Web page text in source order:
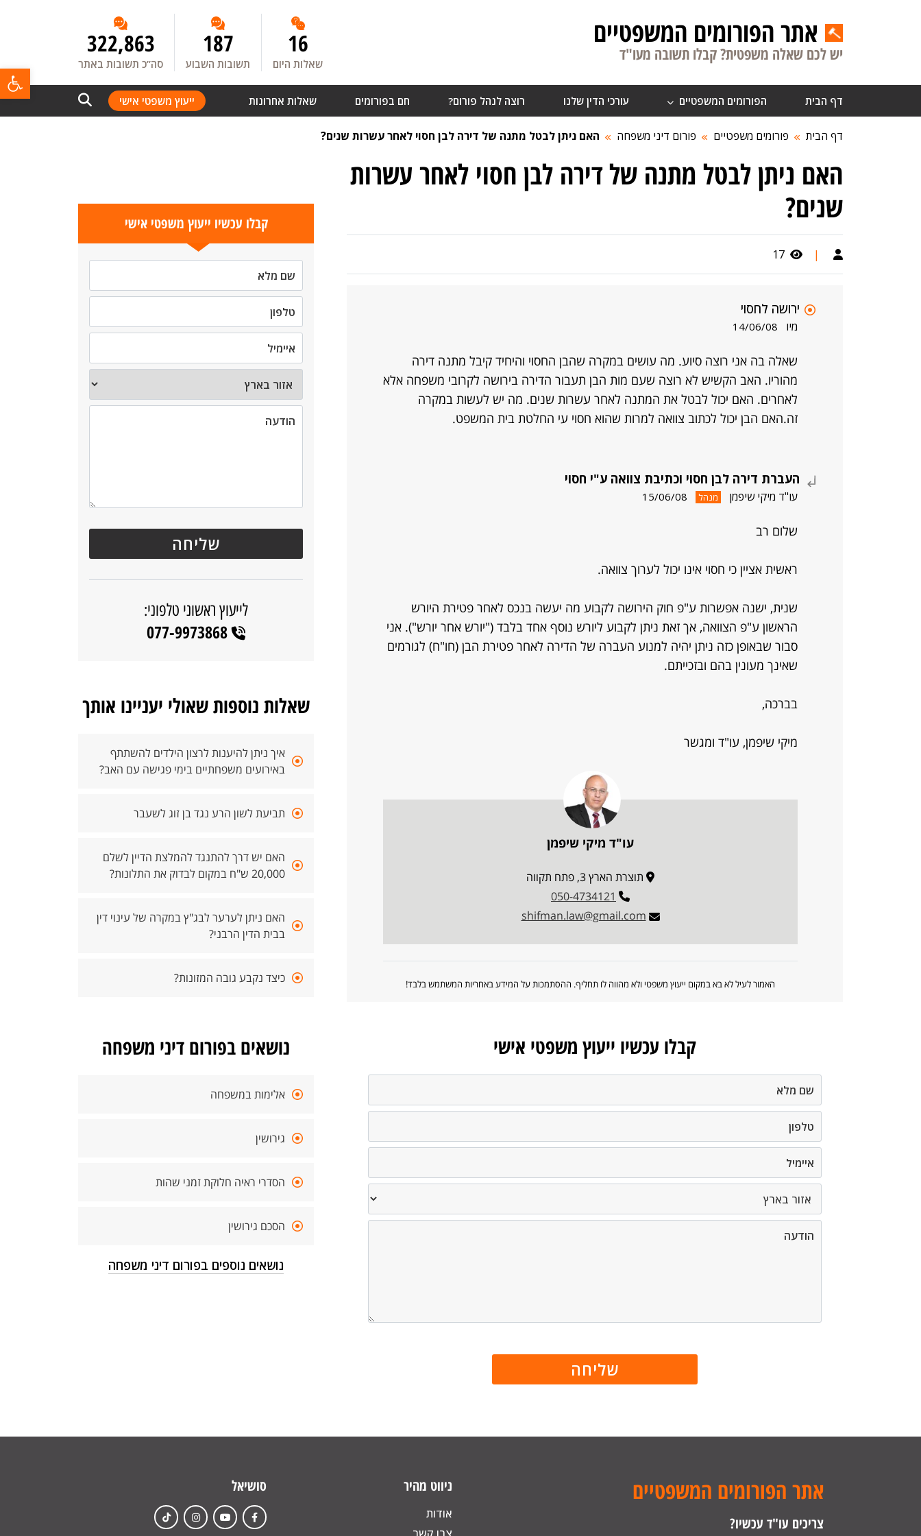
אתר הפורומים המשפטיים
יש לכם שאלה משפטית? קבלו תשובה מעו"ד 16
שאלות היום
187
תשובות השבוע
322,863
סה”כ תשובות באתר
דף הבית הפורומים המשפטיים עורכי הדין שלנו רוצה לנהל פורום? חם בפורומים שאלות אחרונות ייעוץ משפטי אישי
דף הבית פורומים משפטיים פורום דיני משפחה האם ניתן לבטל מתנה של דירה לבן חסוי לאחר עשרות שנים?
האם ניתן לבטל מתנה של דירה לבן חסוי לאחר עשרות
שנים?
|
17
ירושה לחסוי
מיו 14/06/08
שאלה בה אני רוצה סיוע. מה עושים במקרה שהבן החסוי והיחיד קיבל מתנה דירה
מהוריו. האב הקשיש לא רוצה שעם מות הבן תעבור הדירה בירושה לקרובי משפחה אלא
לאחרים. האם יכול לבטל את המתנה לאחר עשרות שנים. מה יש לעשות במקרה
זה.האם הבן יכול לכתוב צוואה למרות שהוא חסוי עי החלטת בית המשפט.
העברת דירה לבן חסוי וכתיבת צוואה ע"י חסוי
עו"ד מיקי שיפמן מנהל 15/06/08
שלום רב
ראשית אציין כי חסוי אינו יכול לערוך צוואה.
שנית, ישנה אפשרות ע"פ חוק הירושה לקבוע מה יעשה בנכס לאחר פטירת היורש
הראשון ע"פ הצוואה, אך זאת ניתן לקבוע ליורש נוסף אחד בלבד ("יורש אחר יורש"). אני
סבור שבאופן כזה ניתן יהיה למנוע העברה של הדירה לאחר פטירת הבן (חו"ח) לגורמים
שאינך מעונין בהם ובזכייתם.
בברכה,
מיקי שיפמן, עו"ד ומגשר
עו"ד מיקי שיפמן
תוצרת הארץ 3, פתח תקווה
050-4734121
shifman.law@gmail.com
האמור לעיל לא בא במקום ייעוץ משפטי ולא מהווה לו תחליף. ההסתמכות על המידע באחריות המשתמש בלבד!
קבלו עכשיו ייעוץ משפטי אישי
קבלו עכשיו ייעוץ משפטי אישי
לייעוץ ראשוני טלפוני:
077-9973868
שאלות נוספות שאולי יעניינו אותך
איך ניתן להיענות לרצון הילדים להשתתף
באירועים משפחתיים בימי פגישה עם האב?
תביעת לשון הרע נגד בן זוג לשעבר
האם יש דרך להתנגד להמלצת הדיין לשלם
20,000 ש"ח במקום לבדוק את התלונות?
האם ניתן לערער לבג"ץ במקרה של עינוי דין
בבית הדין הרבני?
כיצד נקבע גובה המזונות?
נושאים בפורום דיני משפחה
אלימות במשפחה
גירושין
הסדרי ראיה חלוקת זמני שהות
הסכם גירושין
נושאים נוספים בפורום דיני משפחה
אתר הפורומים המשפטיים
צריכים עו"ד עכשיו?
ניווט מהיר
אודות
סושיאל